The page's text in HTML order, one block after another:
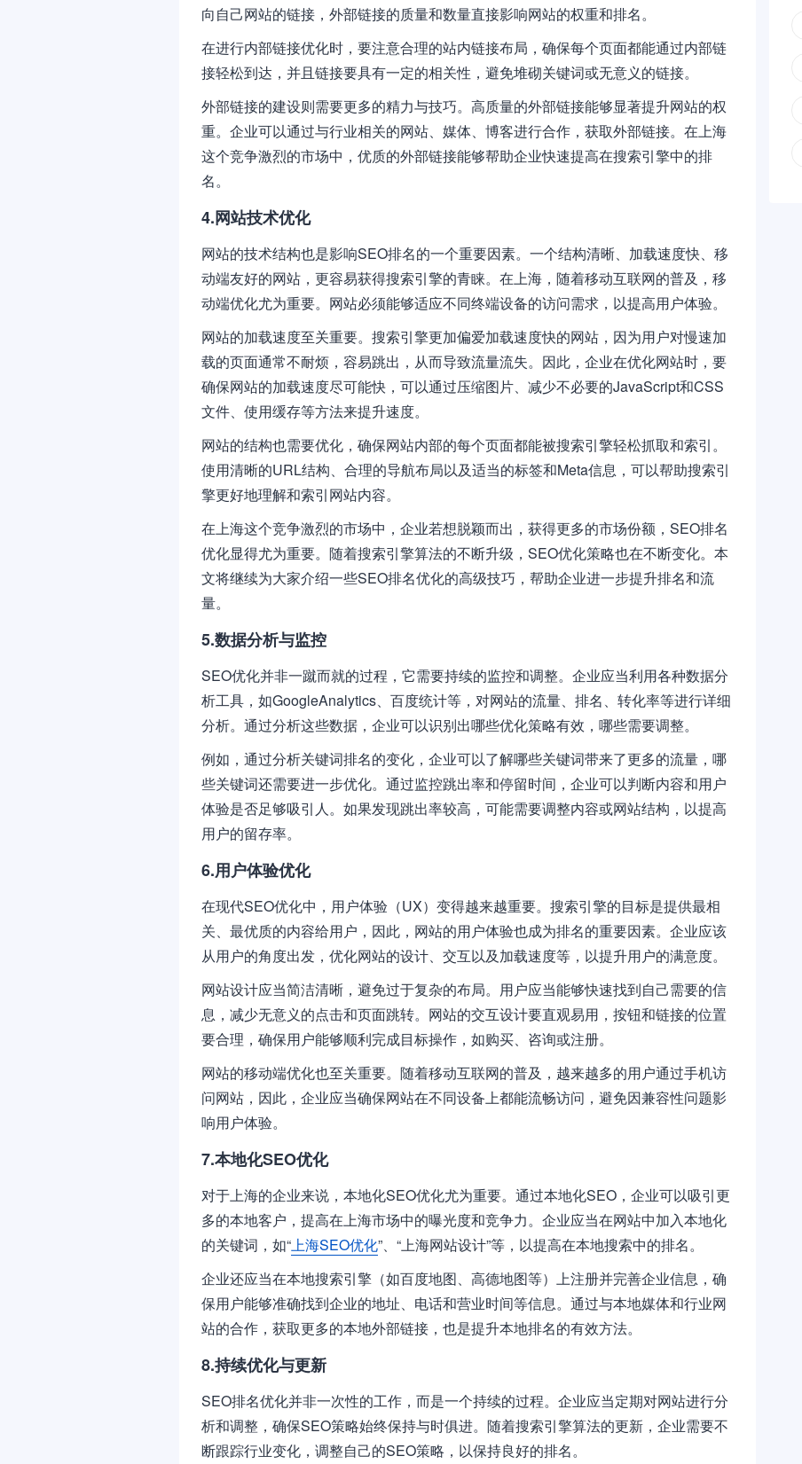
向自己网站的链接，外部链接的质量和数量直接影响网站的权重和排名。
在进行内部链接优化时，要注意合理的站内链接布局，确保每个页面都能通过内部链
接轻松到达，并且链接要具有一定的相关性，避免堆砌关键词或无意义的链接。
外部链接的建设则需要更多的精力与技巧。高质量的外部链接能够显著提升网站的权
重。企业可以通过与行业相关的网站、媒体、博客进行合作，获取外部链接。在上海
这个竞争激烈的市场中，优质的外部链接能够帮助企业快速提高在搜索引擎中的排
名。
4.网站技术优化
网站的技术结构也是影响SEO排名的一个重要因素。一个结构清晰、加载速度快、移
动端友好的网站，更容易获得搜索引擎的青睐。在上海，随着移动互联网的普及，移
动端优化尤为重要。网站必须能够适应不同终端设备的访问需求，以提高用户体验。
网站的加载速度至关重要。搜索引擎更加偏爱加载速度快的网站，因为用户对慢速加
载的页面通常不耐烦，容易跳出，从而导致流量流失。因此，企业在优化网站时，要
确保网站的加载速度尽可能快，可以通过压缩图片、减少不必要的JavaScript和CSS
文件、使用缓存等方法来提升速度。
网站的结构也需要优化，确保网站内部的每个页面都能被搜索引擎轻松抓取和索引。
使用清晰的URL结构、合理的导航布局以及适当的标签和Meta信息，可以帮助搜索引
擎更好地理解和索引网站内容。
在上海这个竞争激烈的市场中，企业若想脱颖而出，获得更多的市场份额，SEO排名
优化显得尤为重要。随着搜索引擎算法的不断升级，SEO优化策略也在不断变化。本
文将继续为大家介绍一些SEO排名优化的高级技巧，帮助企业进一步提升排名和流
量。
5.数据分析与监控
SEO优化并非一蹴而就的过程，它需要持续的监控和调整。企业应当利用各种数据分
析工具，如GoogleAnalytics、百度统计等，对网站的流量、排名、转化率等进行详细
分析。通过分析这些数据，企业可以识别出哪些优化策略有效，哪些需要调整。
例如，通过分析关键词排名的变化，企业可以了解哪些关键词带来了更多的流量，哪
些关键词还需要进一步优化。通过监控跳出率和停留时间，企业可以判断内容和用户
体验是否足够吸引人。如果发现跳出率较高，可能需要调整内容或网站结构，以提高
用户的留存率。
6.用户体验优化
在现代SEO优化中，用户体验（UX）变得越来越重要。搜索引擎的目标是提供最相
关、最优质的内容给用户，因此，网站的用户体验也成为排名的重要因素。企业应该
从用户的角度出发，优化网站的设计、交互以及加载速度等，以提升用户的满意度。
网站设计应当简洁清晰，避免过于复杂的布局。用户应当能够快速找到自己需要的信
息，减少无意义的点击和页面跳转。网站的交互设计要直观易用，按钮和链接的位置
要合理，确保用户能够顺利完成目标操作，如购买、咨询或注册。
网站的移动端优化也至关重要。随着移动互联网的普及，越来越多的用户通过手机访
问网站，因此，企业应当确保网站在不同设备上都能流畅访问，避免因兼容性问题影
响用户体验。
7.本地化SEO优化
对于上海的企业来说，本地化SEO优化尤为重要。通过本地化SEO，企业可以吸引更
多的本地客户，提高在上海市场中的曝光度和竞争力。企业应当在网站中加入本地化
的关键词，如“上海SEO优化”、“上海网站设计”等，以提高在本地搜索中的排名。
企业还应当在本地搜索引擎（如百度地图、高德地图等）上注册并完善企业信息，确
保用户能够准确找到企业的地址、电话和营业时间等信息。通过与本地媒体和行业网
站的合作，获取更多的本地外部链接，也是提升本地排名的有效方法。
8.持续优化与更新
SEO排名优化并非一次性的工作，而是一个持续的过程。企业应当定期对网站进行分
析和调整，确保SEO策略始终保持与时俱进。随着搜索引擎算法的更新，企业需要不
断跟踪行业变化，调整自己的SEO策略，以保持良好的排名。